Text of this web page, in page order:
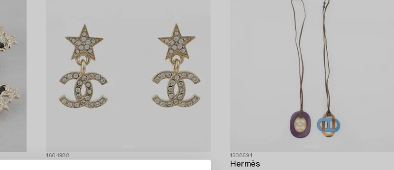
1604988 1608594
Hermès